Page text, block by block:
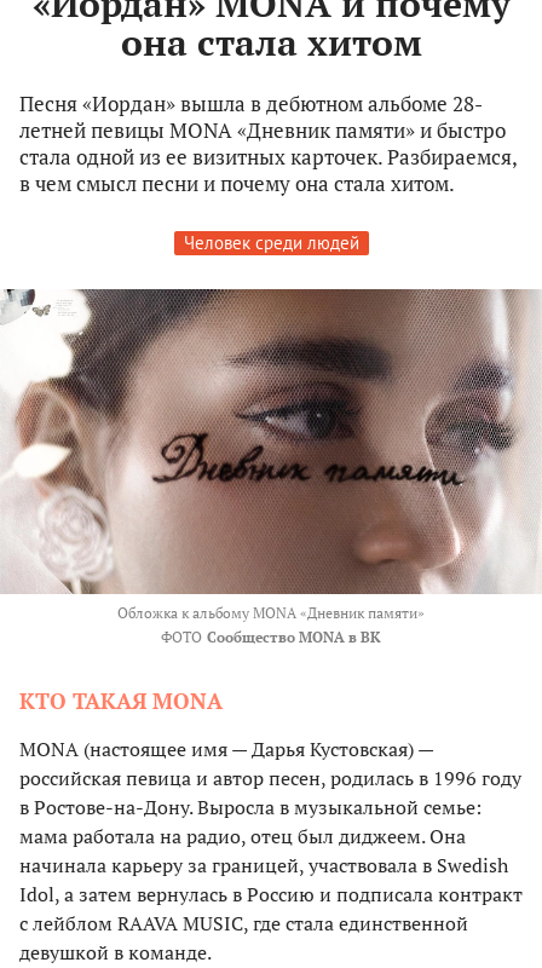
она стала хитом
Песня «Иордан» вышла в дебютном альбоме 28-
летней певицы MONA «Дневник памяти» и быстро
стала одной из ее визитных карточек. Разбираемся,
в чем смысл песни и почему она стала хитом.
Человек среди людей
Обложка к альбому MONA «Дневник памяти»
ФОТО Сообщество MONA в ВК
КТО ТАКАЯ MONA
MONA (настоящее имя — Дарья Кустовская) —
российская певица и автор песен, родилась в 1996 году
в Ростове-на-Дону. Выросла в музыкальной семье:
мама работала на радио, отец был диджеем. Она
начинала карьеру за границей, участвовала в Swedish
Idol, а затем вернулась в Россию и подписала контракт
с лейблом RAAVA MUSIC, где стала единственной
девушкой в команде.